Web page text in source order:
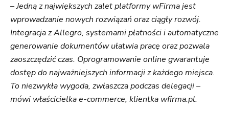
– Jedną z największych zalet platformy wFirma jest
wprowadzanie nowych rozwiązań oraz ciągły rozwój.
Integracja z Allegro, systemami płatności i automatyczne
generowanie dokumentów ułatwia pracę oraz pozwala
zaoszczędzić czas. Oprogramowanie online gwarantuje
dostęp do najważniejszych informacji z każdego miejsca.
To niezwykła wygoda, zwłaszcza podczas delegacji –
mówi właścicielka e-commerce, klientka wfirma.pl.